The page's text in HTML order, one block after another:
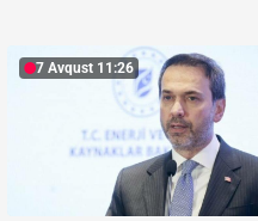
7 Avqust 11:26